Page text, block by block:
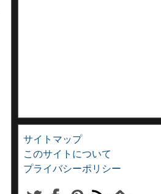
サイトマップ
このサイトについて
プライバシーポリシー